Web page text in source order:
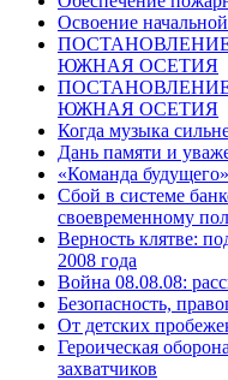
Освоение
ЮЖНАЯ ОСЕТИЯ
ЮЖНАЯ ОСЕТИЯ
Когда музыка
Дань памяти и
«Команда
Сбой в системе
своевременному
Верность клятве:
2008 года
Война 08.08.08:
Безопасность,
От детских
Героическая
захватчиков